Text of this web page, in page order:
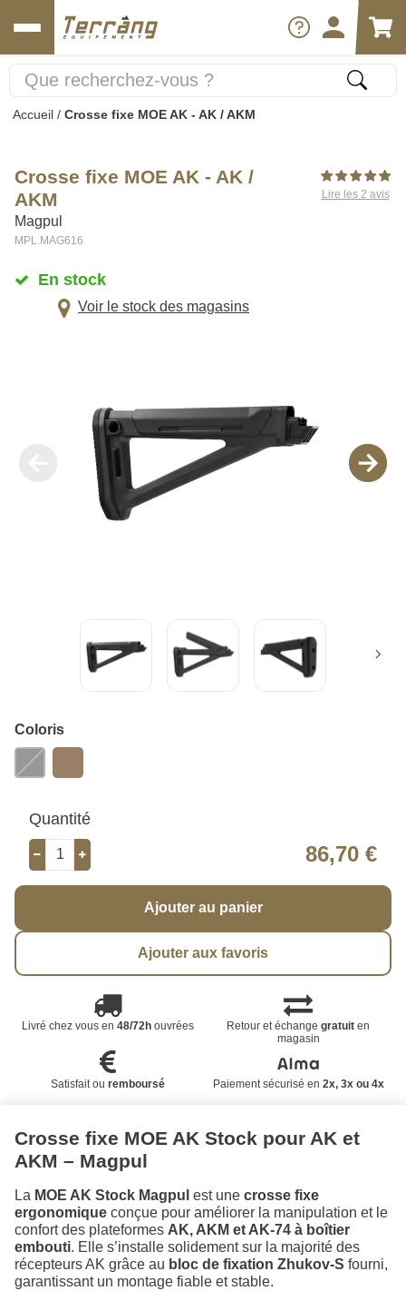
Accueil / Crosse fixe MOE AK - AK / AKM
Crosse fixe MOE AK - AK /
AKM
Magpul
MPL.MAG616
Lire les 2 avis
En stock
Voir le stock des magasins
Coloris
Quantité
86,70 €
Ajouter au panier
Ajouter aux favoris
Livré chez vous en 48/72houvrées Retour et échangegratuit en
magasin
Satisfait ou remboursé Paiement sécurisé en 2x, 3x ou 4x
Crosse fixe MOE AK Stock pour AK et
AKM – Magpul
La MOE AK Stock Magpul est une crosse fixe
ergonomique conçue pour améliorer la manipulation et le
confort des plateformes AK, AKM et AK-74 à boîtier
embouti. Elle s’installe solidement sur la majorité des
récepteurs AK grâce au bloc de fixation Zhukov-S fourni,
garantissant un montage fiable et stable.